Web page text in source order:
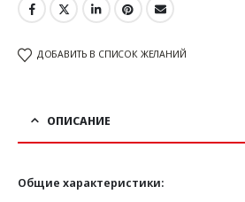
ДОБАВИТЬ В СПИСОК ЖЕЛАНИЙ
ОПИСАНИЕ
Общие характеристики: